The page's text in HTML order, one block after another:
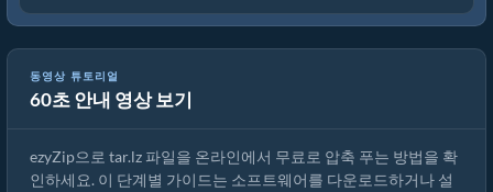
동영상 튜토리얼
60초 안내 영상 보기
ezyZip으로 tar.lz 파일을 온라인에서 압축 푸는 방법 (무료, 설치 불필
ezyZip으로 tar.lz 파일을 온라인에서 무료로 압축 푸는 방법을 확
인하세요. 이 단계별 가이드는 소프트웨어를 다운로드하거나 설